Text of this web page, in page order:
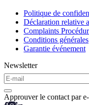
Politique de
Déclaration relative
Complaints
Conditions générales
Garantie événement
Newsletter
Approuver le contact par